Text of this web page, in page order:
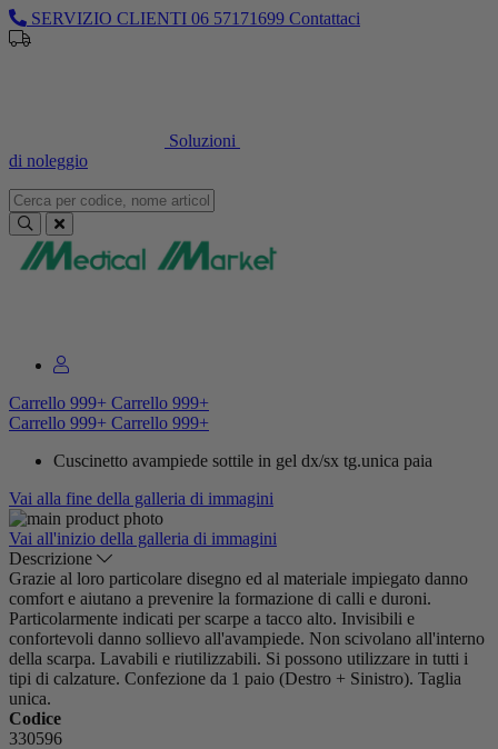
SERVIZIO CLIENTI 06 57171699 Contattaci
Soluzioni
di noleggio
Carrello 999+ Carrello 999+
Carrello 999+ Carrello 999+
Cuscinetto avampiede sottile in gel dx/sx tg.unica paia
Vai alla fine della galleria di immagini
Vai all'inizio della galleria di immagini
Descrizione
Grazie al loro particolare disegno ed al materiale impiegato danno
comfort e aiutano a prevenire la formazione di calli e duroni.
Particolarmente indicati per scarpe a tacco alto. Invisibili e
confortevoli danno sollievo all'avampiede. Non scivolano all'interno
della scarpa. Lavabili e riutilizzabili. Si possono utilizzare in tutti i
tipi di calzature. Confezione da 1 paio (Destro + Sinistro). Taglia
unica.
Codice
330596